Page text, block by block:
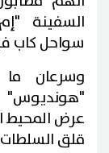
السفينة
سواحل كاب
وسرعان ما
عرض المحيط
قلق السلطات